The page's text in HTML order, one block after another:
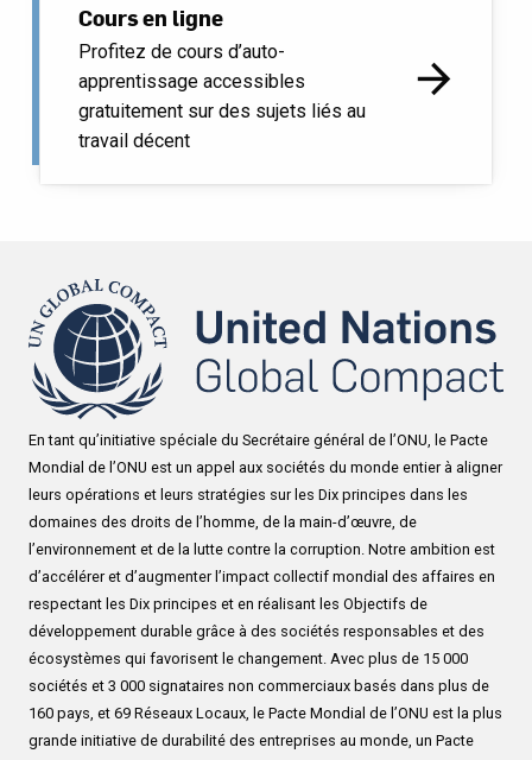
Cours en ligne
Profitez de cours d’auto-
apprentissage accessibles
gratuitement sur des sujets liés au
travail décent
arrow_forward
En tant qu’initiative spéciale du Secrétaire général de l’ONU, le Pacte
Mondial de l’ONU est un appel aux sociétés du monde entier à aligner
leurs opérations et leurs stratégies sur les Dix principes dans les
domaines des droits de l’homme, de la main-d’œuvre, de
l’environnement et de la lutte contre la corruption. Notre ambition est
d’accélérer et d’augmenter l’impact collectif mondial des affaires en
respectant les Dix principes et en réalisant les Objectifs de
développement durable grâce à des sociétés responsables et des
écosystèmes qui favorisent le changement. Avec plus de 15 000
sociétés et 3 000 signataires non commerciaux basés dans plus de
160 pays, et 69 Réseaux Locaux, le Pacte Mondial de l’ONU est la plus
grande initiative de durabilité des entreprises au monde, un Pacte